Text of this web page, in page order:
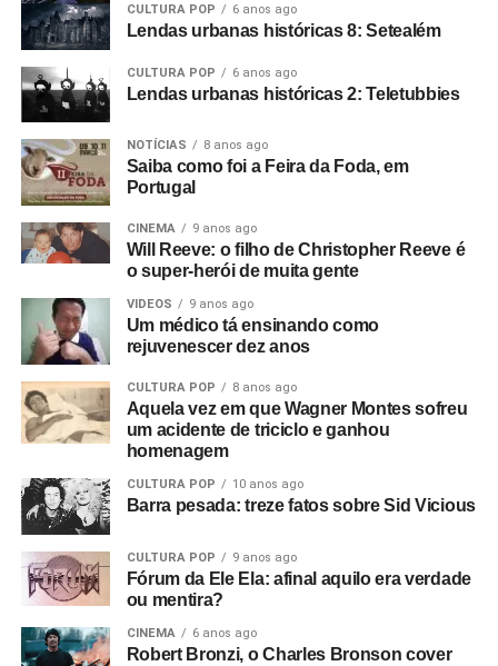
CULTURA POP 6 anos ago
Lendas urbanas históricas 8: Setealém
CULTURA POP 6 anos ago
Lendas urbanas históricas 2: Teletubbies
NOTÍCIAS 8 anos ago
Saiba como foi a Feira da Foda, em
Portugal
CINEMA 9 anos ago
Will Reeve: o filho de Christopher Reeve é
o super-herói de muita gente
VIDEOS 9 anos ago
Um médico tá ensinando como
rejuvenescer dez anos
CULTURA POP 8 anos ago
Aquela vez em que Wagner Montes sofreu
um acidente de triciclo e ganhou
homenagem
CULTURA POP 10 anos ago
Barra pesada: treze fatos sobre Sid Vicious
CULTURA POP 9 anos ago
Fórum da Ele Ela: afinal aquilo era verdade
ou mentira?
CINEMA 6 anos ago
Robert Bronzi, o Charles Bronson cover